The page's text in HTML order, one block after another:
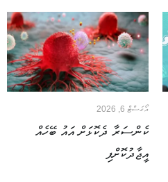
އޯގަސްޓް 6, 2026
ކެންސަރާ ދެކޮޅަށް އައު ބޭހެއް
އީޖާދުކޮށްފި